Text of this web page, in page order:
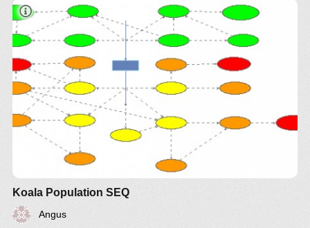
Koala Population SEQ
Angus